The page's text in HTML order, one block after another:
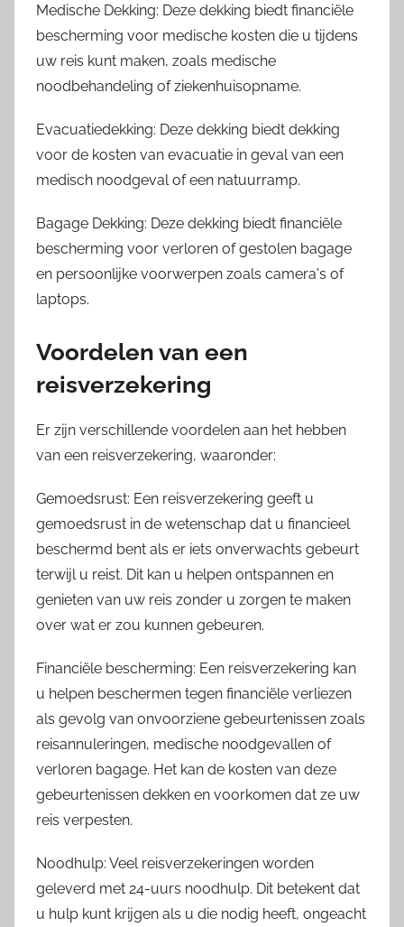
Medische Dekking: Deze dekking biedt financiële
bescherming voor medische kosten die u tijdens
uw reis kunt maken, zoals medische
noodbehandeling of ziekenhuisopname.
Evacuatiedekking: Deze dekking biedt dekking
voor de kosten van evacuatie in geval van een
medisch noodgeval of een natuurramp.
Bagage Dekking: Deze dekking biedt financiële
bescherming voor verloren of gestolen bagage
en persoonlijke voorwerpen zoals camera's of
laptops.
Voordelen van een
reisverzekering
Er zijn verschillende voordelen aan het hebben
van een reisverzekering, waaronder:
Gemoedsrust: Een reisverzekering geeft u
gemoedsrust in de wetenschap dat u financieel
beschermd bent als er iets onverwachts gebeurt
terwijl u reist. Dit kan u helpen ontspannen en
genieten van uw reis zonder u zorgen te maken
over wat er zou kunnen gebeuren.
Financiële bescherming: Een reisverzekering kan
u helpen beschermen tegen financiële verliezen
als gevolg van onvoorziene gebeurtenissen zoals
reisannuleringen, medische noodgevallen of
verloren bagage. Het kan de kosten van deze
gebeurtenissen dekken en voorkomen dat ze uw
reis verpesten.
Noodhulp: Veel reisverzekeringen worden
geleverd met 24-uurs noodhulp. Dit betekent dat
u hulp kunt krijgen als u die nodig heeft, ongeacht